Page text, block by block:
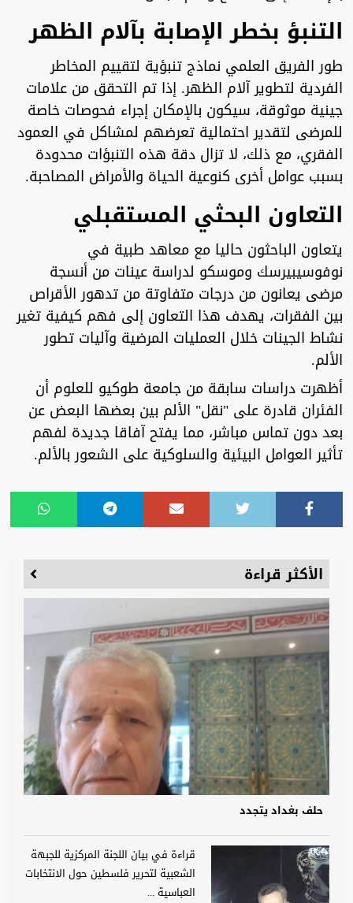
التنبؤ بخطر الإصابة بآلام الظهر
طور الفريق العلمي نماذج تنبؤية لتقييم المخاطر
الفردية لتطوير آلام الظهر. إذا تم التحقق من علامات
جينية موثوقة، سيكون بالإمكان إجراء فحوصات خاصة
للمرضى لتقدير احتمالية تعرضهم لمشاكل في العمود
الفقري، مع ذلك، لا تزال دقة هذه التنبؤات محدودة
بسبب عوامل أخرى كنوعية الحياة والأمراض المصاحبة.
التعاون البحثي المستقبلي
يتعاون الباحثون حاليا مع معاهد طبية في
نوفوسيبيرسك وموسكو لدراسة عينات من أنسجة
مرضى يعانون من درجات متفاوتة من تدهور الأقراص
بين الفقرات، يهدف هذا التعاون إلى فهم كيفية تغير
نشاط الجينات خلال العمليات المرضية وآليات تطور
الألم.
أظهرت دراسات سابقة من جامعة طوكيو للعلوم أن
الفئران قادرة على "نقل" الألم بين بعضها البعض عن
بعد دون تماس مباشر، مما يفتح آفاقا جديدة لفهم
تأثير العوامل البيئية والسلوكية على الشعور بالألم.
الأكثر قراءة
حلف بغداد يتجدد
قراءة في بيان اللجنة المركزية للجبهة
الشعبية لتحرير فلسطين حول الانتخابات
العباسية ...